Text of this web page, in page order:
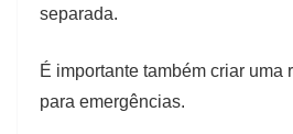
separada.
É importante também criar uma
para emergências.